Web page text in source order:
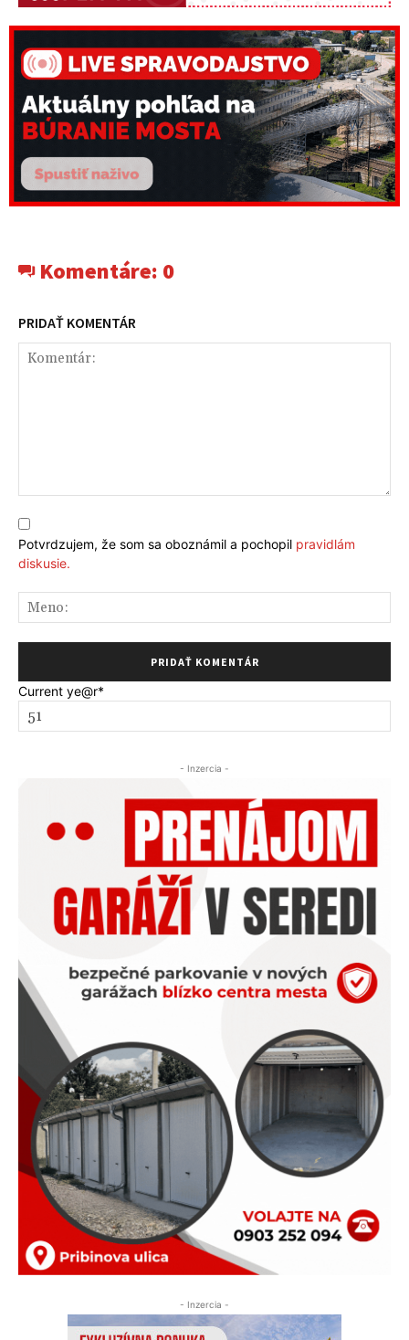
Komentáre: 0
PRIDAŤ KOMENTÁR
Potvrdzujem, že som sa oboznámil a pochopil pravidlám
diskusie.
Current ye@r*
- Inzercia -
- Inzercia -